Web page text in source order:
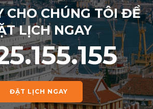
CHO CHÚNG TÔI ĐỂ
LỊCH NGAY
ĐẶT LỊCH NGAY